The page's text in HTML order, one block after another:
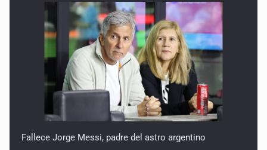
Fallece Jorge Messi, padre del astro argentino